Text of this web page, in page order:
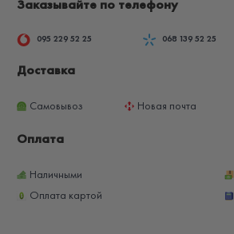
Заказывайте по телефону
095 229 52 25 068 139 52 25
Доставка
Самовывоз Новая почта
Оплата
Наличными
Оплата картой